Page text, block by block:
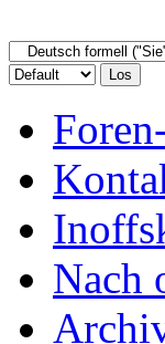
Nach